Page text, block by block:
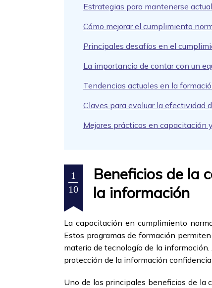
Estrategias para mantenerse
Cómo mejorar el cumplimiento
Principales desafíos en el
La importancia de contar con un
Tendencias actuales en la
Claves para evaluar la efectividad
Mejores prácticas en
1
10
Beneficios de la
la información
La capacitación en cumplimiento
Estos programas de formación
materia de tecnología de la
protección de la información
Uno de los principales beneficios de la